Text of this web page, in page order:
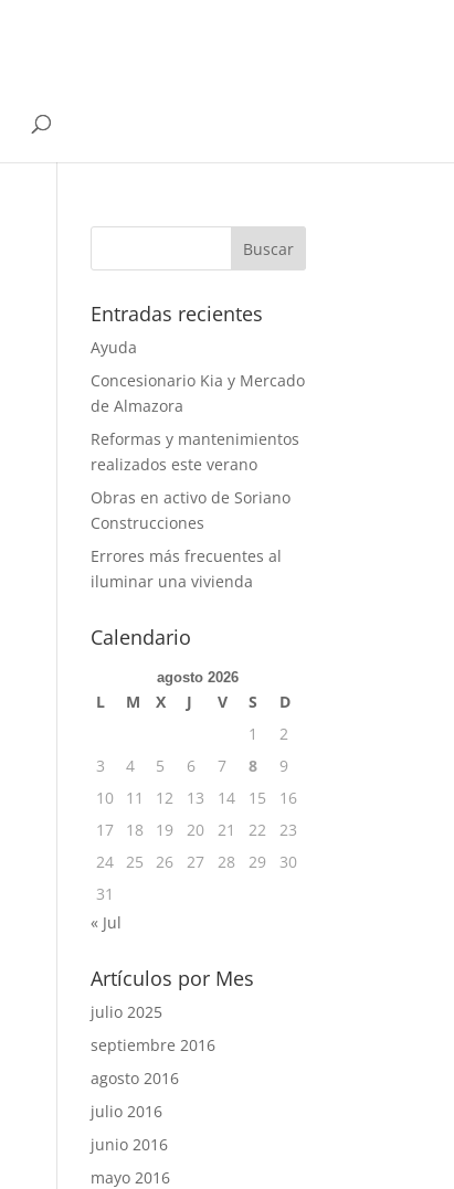
Entradas recientes
Ayuda
Concesionario Kia y Mercado
de Almazora
Reformas y mantenimientos
realizados este verano
Obras en activo de Soriano
Construcciones
Errores más frecuentes al
iluminar una vivienda
Calendario
agosto 2026
L M X J V S
D
1
2
3
4 5 6 7 8
9
10
11 12 13 14 15
16
17
18 19 20 21 22
23
24 25 26 27 28 29
30
31
« Jul
Artículos por Mes
julio 2025
septiembre 2016
agosto 2016
julio 2016
junio 2016
mayo 2016